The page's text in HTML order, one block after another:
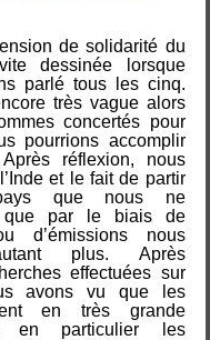
de solidarité du
dessinée lorsque
parlé tous les cinq.
très vague alors
concertés pour
pourrions accomplir
réflexion, nous
et le fait de partir
que nous ne
que par le biais de
d’émissions nous
plus. Après
effectuées sur
avons vu que les
en très grande
en particulier les